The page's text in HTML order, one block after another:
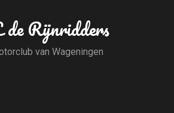
Rijnridders
van Wageningen